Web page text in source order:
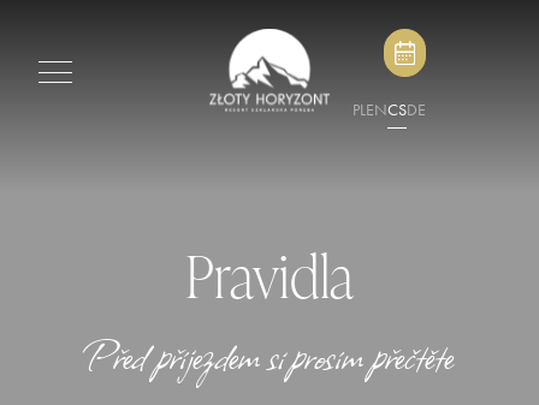
PLENCSDE
Pravidla
Před příjezdem si prosím přečtěte